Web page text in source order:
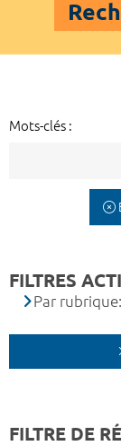
Mots-clés :
FILTRES
Par
FILTRE DE